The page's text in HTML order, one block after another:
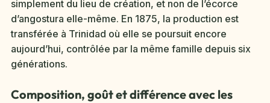
simplement du lieu de création, et non de l’écorce
d’angostura elle-même. En 1875, la production est
transférée à Trinidad où elle se poursuit encore
aujourd’hui, contrôlée par la même famille depuis six
générations.
Composition, goût et différence avec les